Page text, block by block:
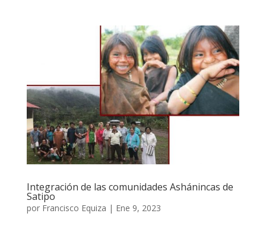
Integración de las comunidades Ashánincas de
Satipo
por Francisco Equiza | Ene 9, 2023